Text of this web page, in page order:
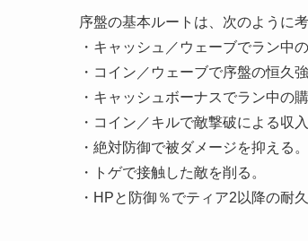
序盤の基本ルートは、次のように
・キャッシュ／ウェーブでラン中
・コイン／ウェーブで序盤の恒久
・キャッシュボーナスでラン中の
・コイン／キルで敵撃破による収
・絶対防御で被ダメージを抑える。
・トゲで接触した敵を削る。
・HPと防御％でティア2以降の耐